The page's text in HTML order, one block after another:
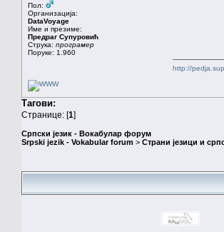
Пол:
Организација:
DataVoyage
Име и презиме:
Предраг Супуровић
Струка: програмер
Поруке: 1.960
http://
Тагови:
Странице: [1]
Српски језик - Вокабулар форум
Srpski jezik - Vokabular forum > Страни језици и